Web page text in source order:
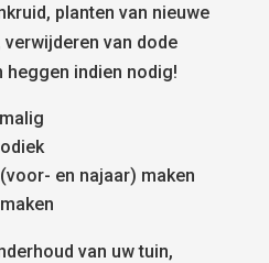
planten van nieuwe
van dode
heggen indien nodig!
en najaar) maken
van uw tuin,